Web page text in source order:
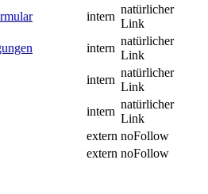
intern
natürlicher
Link
intern
natürlicher
Link
intern
natürlicher
Link
intern
natürlicher
Link
extern noFollow
extern noFollow